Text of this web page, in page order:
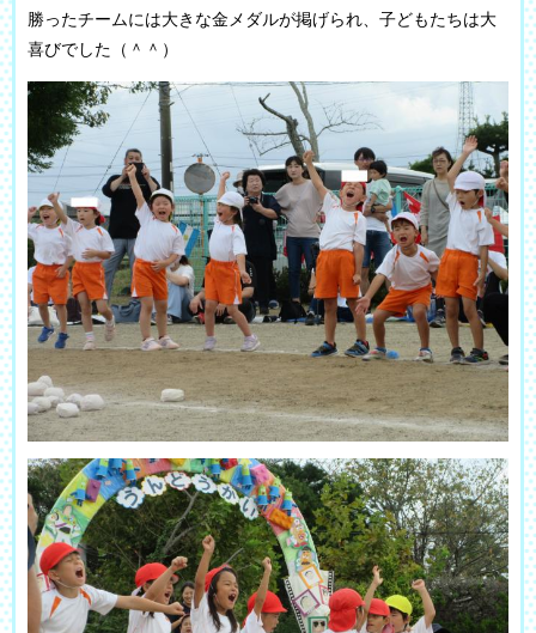
勝ったチームには大きな金メダルが掲げられ、子どもたちは大
喜びでした（＾＾）